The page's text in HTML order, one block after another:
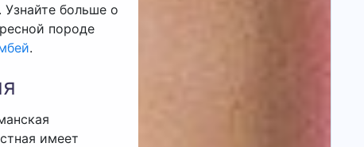
Узнайте больше о
породе
.
имеет